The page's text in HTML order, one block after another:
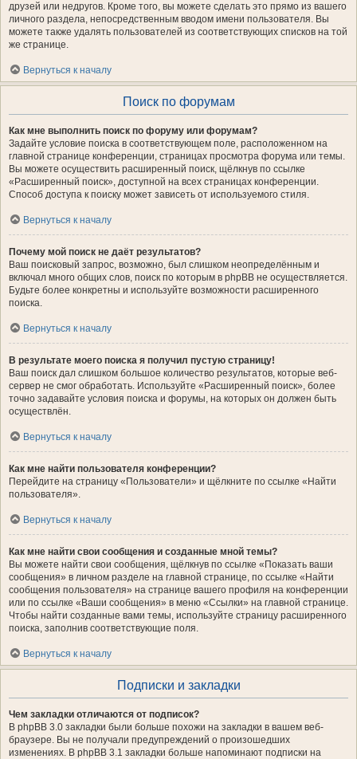
друзей или недругов. Кроме того, вы можете сделать это прямо из вашего
личного раздела, непосредственным вводом имени пользователя. Вы
можете также удалять пользователей из соответствующих списков на той
же странице.
Вернуться к началу
Поиск по форумам
Как мне выполнить поиск по форуму или форумам?
Задайте условие поиска в соответствующем поле, расположенном на
главной странице конференции, страницах просмотра форума или темы.
Вы можете осуществить расширенный поиск, щёлкнув по ссылке
«Расширенный поиск», доступной на всех страницах конференции.
Способ доступа к поиску может зависеть от используемого стиля.
Вернуться к началу
Почему мой поиск не даёт результатов?
Ваш поисковый запрос, возможно, был слишком неопределённым и
включал много общих слов, поиск по которым в phpBB не осуществляется.
Будьте более конкретны и используйте возможности расширенного
поиска.
Вернуться к началу
В результате моего поиска я получил пустую страницу!
Ваш поиск дал слишком большое количество результатов, которые веб-
сервер не смог обработать. Используйте «Расширенный поиск», более
точно задавайте условия поиска и форумы, на которых он должен быть
осуществлён.
Вернуться к началу
Как мне найти пользователя конференции?
Перейдите на страницу «Пользователи» и щёлкните по ссылке «Найти
пользователя».
Вернуться к началу
Как мне найти свои сообщения и созданные мной темы?
Вы можете найти свои сообщения, щёлкнув по ссылке «Показать ваши
сообщения» в личном разделе на главной странице, по ссылке «Найти
сообщения пользователя» на странице вашего профиля на конференции
или по ссылке «Ваши сообщения» в меню «Ссылки» на главной странице.
Чтобы найти созданные вами темы, используйте страницу расширенного
поиска, заполнив соответствующие поля.
Вернуться к началу
Подписки и закладки
Чем закладки отличаются от подписок?
В phpBB 3.0 закладки были больше похожи на закладки в вашем веб-
браузере. Вы не получали предупреждений о произошедших
изменениях. В phpBB 3.1 закладки больше напоминают подписки на